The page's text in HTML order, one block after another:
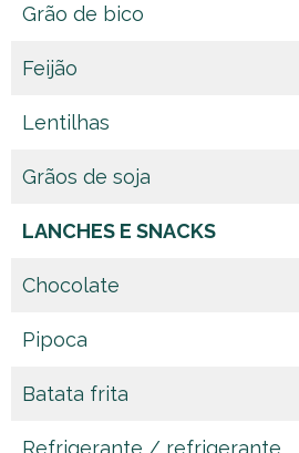
Grão de bico
Feijão
Lentilhas
Grãos de soja
LANCHES E SNACKS
Chocolate
Pipoca
Batata frita
Refrigerante / refrigerante